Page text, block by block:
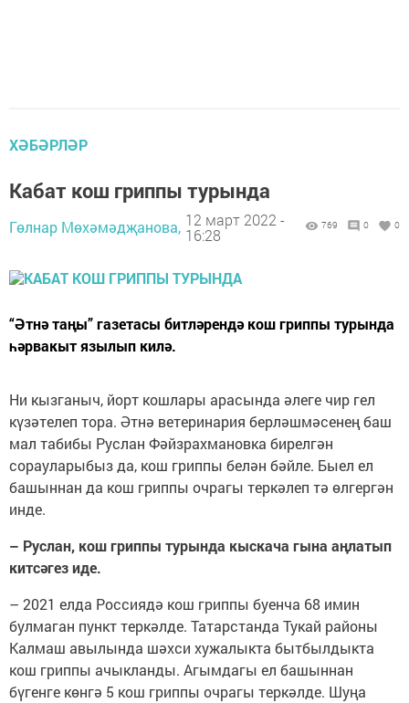
ХӘБӘРЛӘР
Кабат кош гриппы турында
Гөлнар Мөхәмәдҗанова, 12 март 2022 -
16:28
769 0 0
“Әтнә таңы” газетасы битләрендә кош гриппы турында
һәрвакыт язылып килә.
Ни кызганыч, йорт кошлары арасында әлеге чир гел
күзәтелеп тора. Әтнә ветеринария берләшмәсенең баш
мал табибы Руслан Фәйзрахмановка бирелгән
сорауларыбыз да, кош гриппы белән бәйле. Быел ел
башыннан да кош гриппы очрагы теркәлеп тә өлгергән
инде.
– Руслан, кош гриппы турында кыскача гына аңлатып
китсәгез иде.
– 2021 елда Россиядә кош гриппы буенча 68 имин
булмаган пункт теркәлде. Татарстанда Тукай районы
Калмаш авылында шәхси хужалыкта бытбылдыкта
кош гриппы ачыкланды. Агымдагы ел башыннан
бүгенге көнгә 5 кош гриппы очрагы теркәлде. Шуңа